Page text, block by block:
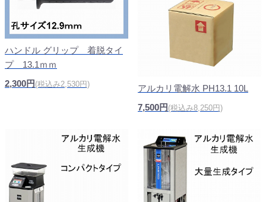
ハンドル グリップ 着脱タイ
プ 13.1ｍｍ
2,300円 (税込み2,530円)
アルカリ電解水 PH13.1 10L
7,500円 (税込み8,250円)